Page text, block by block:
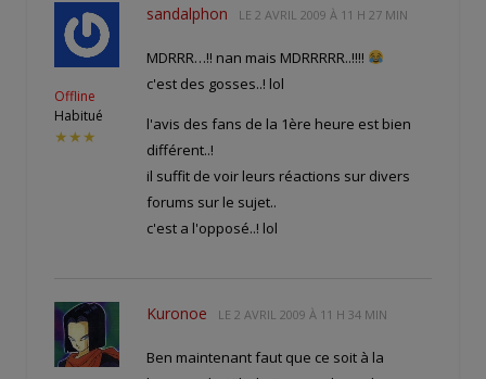
Offline
Habitué
★★★
sandalphon LE 2 AVRIL 2009 À 11 H 27 MIN
MDRRR…!! nan mais MDRRRRR..!!!!
c'est des gosses..! lol
l'avis des fans de la 1ère heure est bien
différent..!
il suffit de voir leurs réactions sur divers
forums sur le sujet..
c'est a l'opposé..! lol
Kuronoe LE 2 AVRIL 2009 À 11 H 34 MIN
Ben maintenant faut que ce soit à la